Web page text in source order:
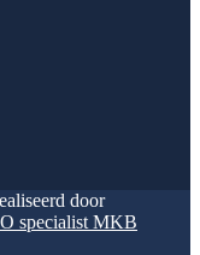
door
specialist MKB